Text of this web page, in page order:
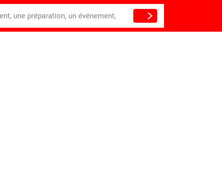
une préparation, un événement,